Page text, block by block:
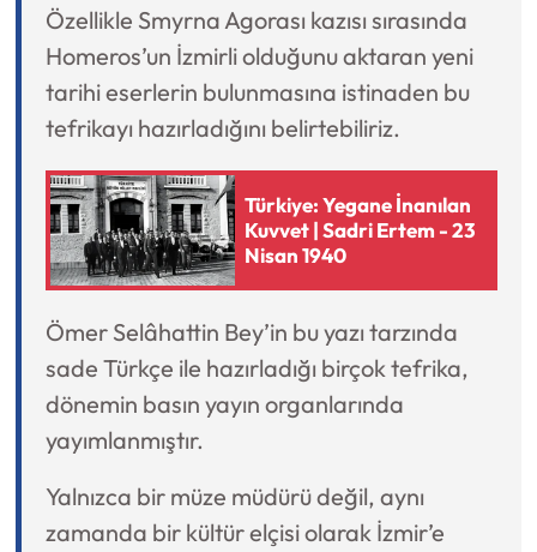
Özellikle Smyrna Agorası kazısı sırasında
Homeros’un İzmirli olduğunu aktaran yeni
tarihi eserlerin bulunmasına istinaden bu
tefrikayı hazırladığını belirtebiliriz.
Türkiye: Yegane İnanılan
Kuvvet | Sadri Ertem - 23
Nisan 1940
Ömer Selâhattin Bey’in bu yazı tarzında
sade Türkçe ile hazırladığı birçok tefrika,
dönemin basın yayın organlarında
yayımlanmıştır.
Yalnızca bir müze müdürü değil, aynı
zamanda bir kültür elçisi olarak İzmir’e